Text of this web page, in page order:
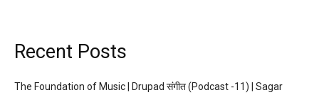
Recent Posts
The Foundation of Music | Drupad संगीत (Podcast -11) | Sagar